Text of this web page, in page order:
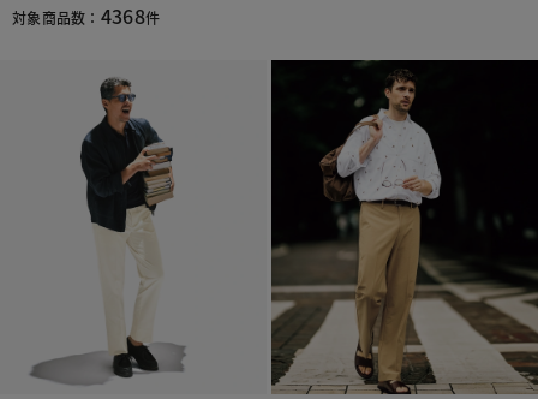
対象商品数： 4368件